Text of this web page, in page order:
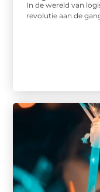
In de wereld van
revolutie aan de